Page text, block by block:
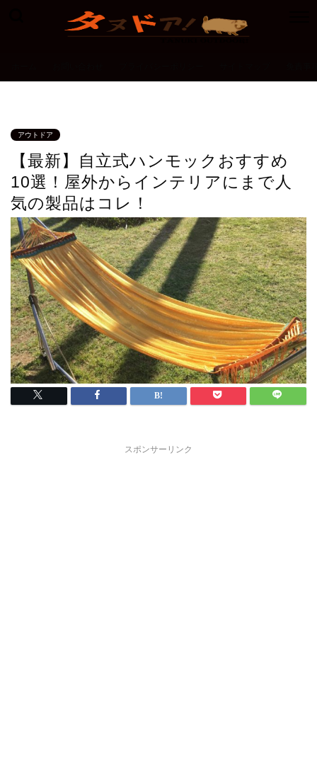
アウトドア
【最新】自立式ハンモックおすすめ
10選！屋外からインテリアにまで人
気の製品はコレ！
スポンサーリンク